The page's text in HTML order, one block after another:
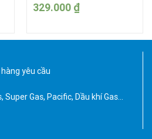
329.000 ₫
yêu cầu
Super Gas, Pacific, Dầu khí Gas…